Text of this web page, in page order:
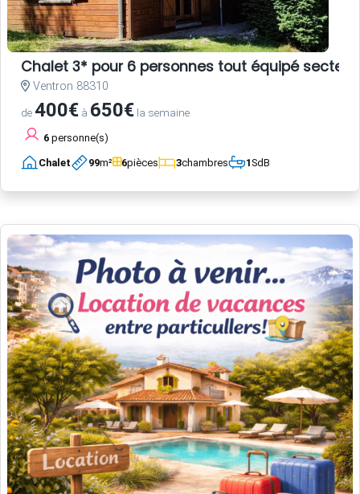
Chalet 3* pour 6 personnes tout équipé
Ventron 88310
de400€ à 650€ la semaine
6 personne(s)
Chalet 99m² 6pièces 3chambres 1SdB